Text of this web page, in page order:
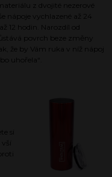
z dvojité nezerové
nápoje vychlazené až 24
12 hodin. Narozdíl od
povrch beze změny
že by Vám ruka v níž nápoj
uhořela“.
si